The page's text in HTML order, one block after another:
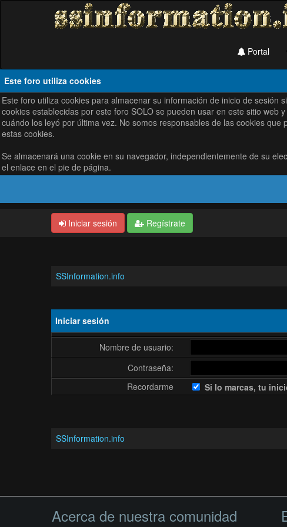
Portal
Este foro utiliza cookies
Este foro utiliza cookies para almacenar su información de inicio de
cookies establecidas por este foro SOLO se pueden usar en este sitio
cuándo los leyó por última vez. No somos responsables de las cookies
estas cookies.
Se almacenará una cookie en su navegador, independientemente de su
el enlace en el pie de página.
Iniciar sesión Regístrate
SSInformation.info
Iniciar sesión
Nombre de usuario:
Contraseña:
Recordarme
Si lo marcas, tu
SSInformation.info
Acerca de nuestra comunidad